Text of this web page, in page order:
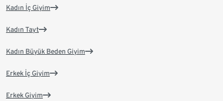
Kadın İç Giyim
Kadın Tayt
Kadın Büyük Beden Giyim
Erkek İç Giyim
Erkek Giyim